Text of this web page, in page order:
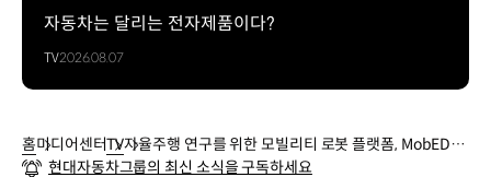
자동차는 달리는 전자제품이다?
TV2026.08.07
홈미디어센터TV자율주행 연구를 위한 모빌리티 로봇 플랫폼, MobED B
asic | Robotics LAB
현대자동차그룹의 최신 소식을 구독하세요